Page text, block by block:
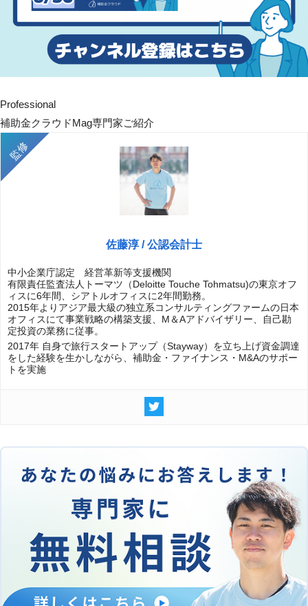
Professional
補助金クラウドMag専門家ご紹介
佐藤淳 / 公認会計士
中小企業庁認定 経営革新等支援機関
有限責任監査法人トーマツ（Deloitte Touche Tohmatsu)の東京オフ
ィスに6年間、シアトルオフィスに2年間勤務。
2015年よりアジア最大級の独立系コンサルティングファームの日本
オフィスにて事業戦略の構築支援、M＆Aアドバイザリー、自己勘
定投資の業務に従事。
2017年 自身で旅行スタートアップ（Stayway）を立ち上げ資金調達
をした経験を生かしながら、補助金・ファイナンス・M&Aのサポー
トを実施